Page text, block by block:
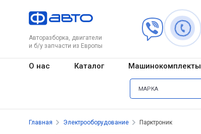
Авторазборка, двигатели
и б/у запчасти из Европы
О нас Каталог Машинокомплекты
МАРКА
Главная Электрооборудование Парктроник